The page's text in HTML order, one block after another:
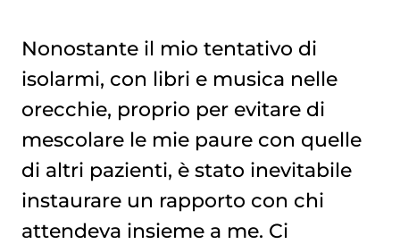
Nonostante il mio tentativo di
isolarmi, con libri e musica nelle
orecchie, proprio per evitare di
mescolare le mie paure con quelle
di altri pazienti, è stato inevitabile
instaurare un rapporto con chi
attendeva insieme a me. Ci